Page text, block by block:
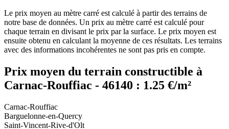
Le prix moyen au mètre carré est calculé à partir des terrains de
notre base de données. Un prix au mètre carré est calculé pour
chaque terrain en divisant le prix par la surface. Le prix moyen est
ensuite obtenu en calculant la moyenne de ces résultats. Les terrains
avec des informations incohérentes ne sont pas pris en compte.
Prix moyen du terrain constructible à
Carnac-Rouffiac - 46140 : 1.25 €/m²
Carnac-Rouffiac
Barguelonne-en-Quercy
Saint-Vincent-Rive-d'Olt